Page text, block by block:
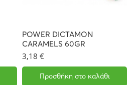
POWER DICTAMON
CARAMELS 60GR
3,18 €
Προσθήκη στο καλάθι